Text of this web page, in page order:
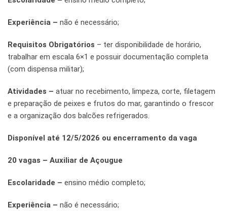
Experiência – não é necessário;
Requisitos Obrigatórios – ter disponibilidade de horário,
trabalhar em escala 6×1 e possuir documentação completa
(com dispensa militar);
Atividades – atuar no recebimento, limpeza, corte, filetagem
e preparação de peixes e frutos do mar, garantindo o frescor
e a organização dos balcões refrigerados.
Disponível até 12/5/2026 ou encerramento da vaga
20 vagas – Auxiliar de Açougue
Escolaridade – ensino médio completo;
Experiência – não é necessário;